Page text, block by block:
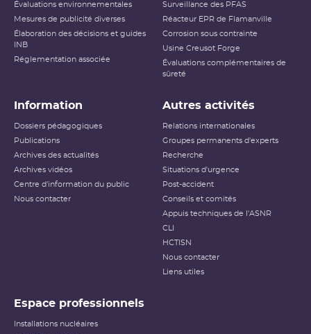
Évaluations environnementales
Mesures de publicité diverses
Élaboration des décisions et guides
INB
Réglementation associée
Surveillance des PFAS
Réacteur EPR de Flamanville
Corrosion sous contrainte
Usine Creusot Forge
Évaluations complémentaires de
sûreté
Information
Dossiers pédagogiques
Publications
Archives des actualités
Archives vidéos
Centre d'information du public
Nous contacter
Autres activités
Relations internationales
Groupes permanents d'experts
Recherche
Situations d'urgence
Post-accident
Conseils et comités
Appuis techniques de l'ASNR
CLI
HCTISN
Nous contacter
Liens utiles
Espace professionnels
Installations nucléaires